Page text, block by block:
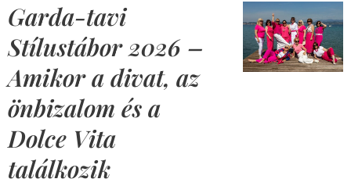
Garda-tavi
Stílustábor 2026 –
Amikor a divat, az
önbizalom és a
Dolce Vita
találkozik